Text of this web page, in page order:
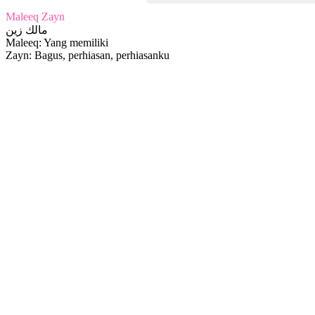
Maleeq Zayn
مالك زين
Maleeq: Yang memiliki
Zayn: Bagus, perhiasan, perhiasanku